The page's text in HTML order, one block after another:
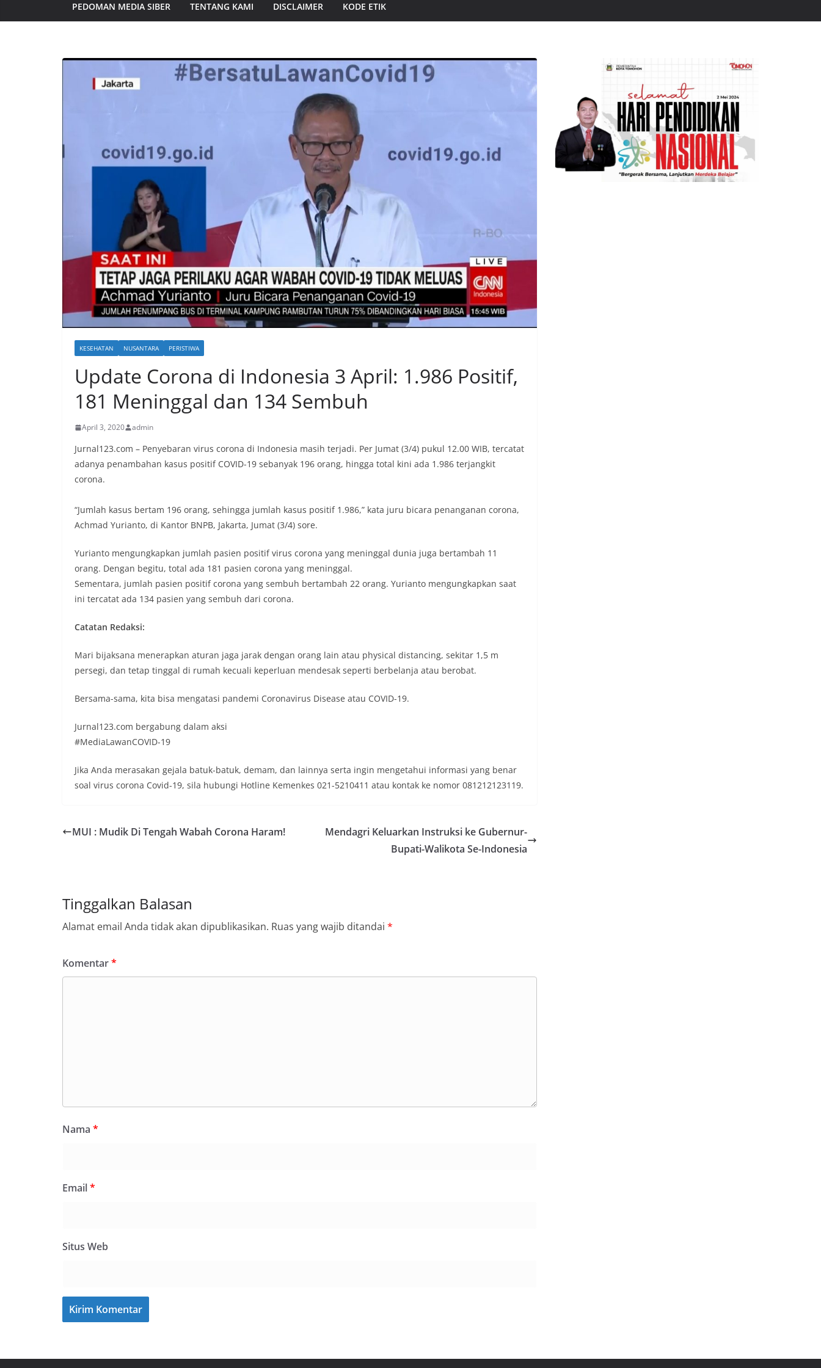
PEDOMAN MEDIA SIBER TENTANG KAMI DISCLAIMER KODE ETIK
KESEHATAN NUSANTARA PERISTIWA
Update Corona di Indonesia 3 April: 1.986 Positif,
181 Meninggal dan 134 Sembuh
April 3, 2020 admin
Jurnal123.com – Penyebaran virus corona di Indonesia masih terjadi. Per Jumat (3/4) pukul 12.00 WIB, tercatat
adanya penambahan kasus positif COVID-19 sebanyak 196 orang, hingga total kini ada 1.986 terjangkit
corona.
“Jumlah kasus bertam 196 orang, sehingga jumlah kasus positif 1.986,” kata juru bicara penanganan corona,
Achmad Yurianto, di Kantor BNPB, Jakarta, Jumat (3/4) sore.
Yurianto mengungkapkan jumlah pasien positif virus corona yang meninggal dunia juga bertambah 11
orang. Dengan begitu, total ada 181 pasien corona yang meninggal.
Sementara, jumlah pasien positif corona yang sembuh bertambah 22 orang. Yurianto mengungkapkan saat
ini tercatat ada 134 pasien yang sembuh dari corona.
Catatan Redaksi:
Mari bijaksana menerapkan aturan jaga jarak dengan orang lain atau physical distancing, sekitar 1,5 m
persegi, dan tetap tinggal di rumah kecuali keperluan mendesak seperti berbelanja atau berobat.
Bersama-sama, kita bisa mengatasi pandemi Coronavirus Disease atau COVID-19.
Jurnal123.com bergabung dalam aksi
#MediaLawanCOVID-19
Jika Anda merasakan gejala batuk-batuk, demam, dan lainnya serta ingin mengetahui informasi yang benar
soal virus corona Covid-19, sila hubungi Hotline Kemenkes 021-5210411 atau kontak ke nomor 081212123119.
MUI : Mudik Di Tengah Wabah Corona Haram!
Mendagri Keluarkan Instruksi ke Gubernur-
Bupati-Walikota Se-Indonesia
Tinggalkan Balasan
Alamat email Anda tidak akan dipublikasikan. Ruas yang wajib ditandai *
Komentar*
Nama *
Email*
Situs Web